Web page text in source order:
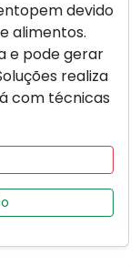
devido
alimentos.
e pode gerar
realiza
com técnicas